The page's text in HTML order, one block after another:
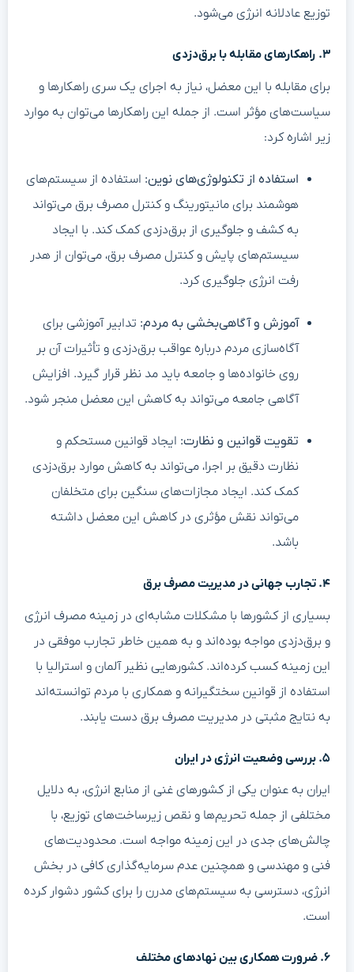
توزیع عادلانه انرژی می‌شود.
۳. راهکارهای مقابله با برق‌دزدی
برای مقابله با این معضل، نیاز به اجرای یک سری راهکارها و
سیاست‌های مؤثر است. از جمله این راهکارها می‌توان به موارد
زیر اشاره کرد:
استفاده از تکنولوژی‌های نوین: استفاده از سیستم‌های
هوشمند برای مانیتورینگ و کنترل مصرف برق می‌تواند
به کشف و جلوگیری از برق‌دزدی کمک کند. با ایجاد
سیستم‌های پایش و کنترل مصرف برق، می‌توان از هدر
رفت انرژی جلوگیری کرد.
آموزش و آگاهی‌بخشی به مردم: تدابیر آموزشی برای
آگاه‌سازی مردم درباره عواقب برق‌دزدی و تأثیرات آن بر
روی خانواده‌ها و جامعه باید مد نظر قرار گیرد. افزایش
آگاهی جامعه می‌تواند به کاهش این معضل منجر شود.
تقویت قوانین و نظارت: ایجاد قوانین مستحکم و
نظارت دقیق بر اجرا، می‌تواند به کاهش موارد برق‌دزدی
کمک کند. ایجاد مجازات‌های سنگین برای متخلفان
می‌تواند نقش مؤثری در کاهش این معضل داشته
باشد.
۴. تجارب جهانی در مدیریت مصرف برق
بسیاری از کشورها با مشکلات مشابه‌ای در زمینه مصرف انرژی
و برق‌دزدی مواجه بوده‌اند و به همین خاطر تجارب موفقی در
این زمینه کسب کرده‌اند. کشورهایی نظیر آلمان و استرالیا با
استفاده از قوانین سختگیرانه و همکاری با مردم توانسته‌اند
به نتایج مثبتی در مدیریت مصرف برق دست یابند.
۵. بررسی وضعیت انرژی در ایران
ایران به عنوان یکی از کشورهای غنی از منابع انرژی، به دلایل
مختلفی از جمله تحریم‌ها و نقص زیرساخت‌های توزیع، با
چالش‌های جدی در این زمینه مواجه است. محدودیت‌های
فنی و مهندسی و همچنین عدم سرمایه‌گذاری کافی در بخش
انرژی، دسترسی به سیستم‌های مدرن را برای کشور دشوار کرده
است.
۶. ضرورت همکاری بین نهادهای مختلف